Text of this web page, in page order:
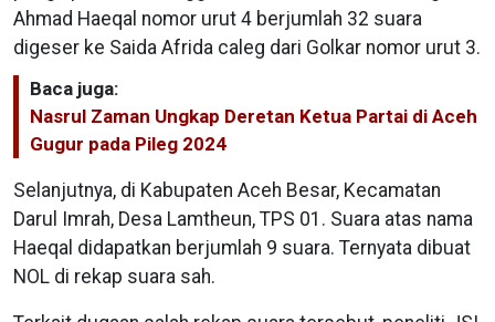
Ahmad Haeqal nomor urut 4 berjumlah 32 suara
digeser ke Saida Afrida caleg dari Golkar nomor urut 3.
Baca juga:
Nasrul Zaman Ungkap Deretan Ketua Partai di Aceh
Gugur pada Pileg 2024
Selanjutnya, di Kabupaten Aceh Besar, Kecamatan
Darul Imrah, Desa Lamtheun, TPS 01. Suara atas nama
Haeqal didapatkan berjumlah 9 suara. Ternyata dibuat
NOL di rekap suara sah.